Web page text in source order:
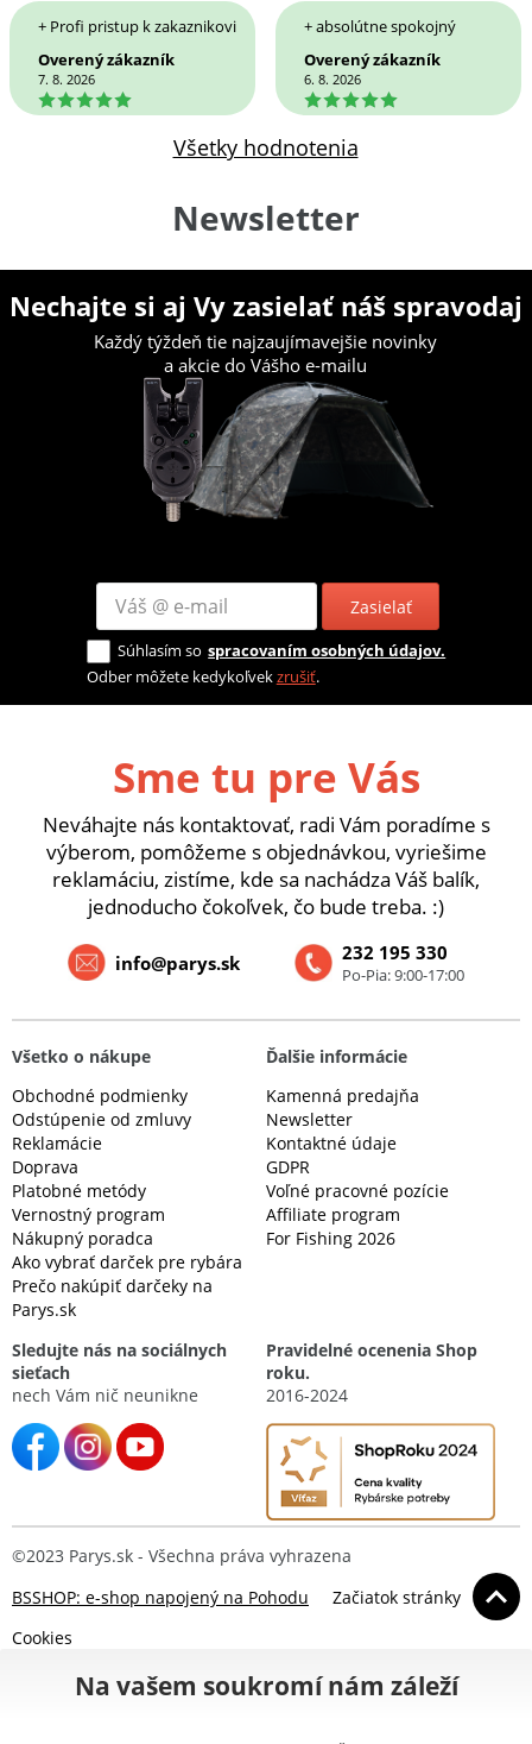
+ Profi pristup k zakaznikovi
Overený zákazník
7. 8. 2026
5
+ absolútne spokojný
Overený zákazník
6. 8. 2026
5
Všetky hodnotenia
Newsletter
Nechajte si aj Vy zasielať náš spravodaj
Každý týždeň tie najzaujímavejšie novinky
a akcie do Vášho e-mailu
Zasielať
Súhlasím so spracovaním osobných údajov.
Odber môžete kedykoľvekzrušiť.
Sme tu pre Vás
Neváhajte nás kontaktovať, radi Vám poradíme s
výberom, pomôžeme s objednávkou, vyriešime
reklamáciu, zistíme, kde sa nachádza Váš balík,
jednoducho čokoľvek, čo bude treba. :)
232 195 330
Po-Pia: 9:00-17:00
info@parys.sk
Všetko o nákupe
Obchodné podmienky
Odstúpenie od zmluvy
Reklamácie
Doprava
Platobné metódy
Vernostný program
Nákupný poradca
Ako vybrať darček pre rybára
Prečo nakúpiť darčeky na
Parys.sk
Ďalšie informácie
Kamenná predajňa
Newsletter
Kontaktné údaje
GDPR
Voľné pracovné pozície
Affiliate program
For Fishing 2026
Sledujte nás na sociálnych
sieťach
nech Vám nič neunikne
Pravidelné ocenenia Shop
roku.
2016-2024
©2023 Parys.sk - Všechna práva vyhrazena
BSSHOP: e-shop napojený na Pohodu
Začiatok stránky
Cookies
Na vašem soukromí nám záleží